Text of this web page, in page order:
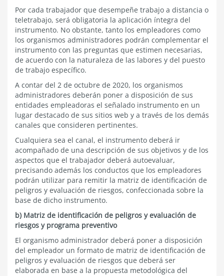
Por cada trabajador que desempeñe trabajo a distancia o
teletrabajo, será obligatoria la aplicación íntegra del
instrumento. No obstante, tanto los empleadores como
los organismos administradores podrán complementar el
instrumento con las preguntas que estimen necesarias,
de acuerdo con la naturaleza de las labores y del puesto
de trabajo específico.
A contar del 2 de octubre de 2020, los organismos
administradores deberán poner a disposición de sus
entidades empleadoras el señalado instrumento en un
lugar destacado de sus sitios web y a través de los demás
canales que consideren pertinentes.
Cualquiera sea el canal, el instrumento deberá ir
acompañado de una descripción de sus objetivos y de los
aspectos que el trabajador deberá autoevaluar,
precisando además los conductos que los empleadores
podrán utilizar para remitir la matriz de identificación de
peligros y evaluación de riesgos, confeccionada sobre la
base de dicho instrumento.
b) Matriz de identificación de peligros y evaluación de
riesgos y programa preventivo
El organismo administrador deberá poner a disposición
del empleador un formato de matriz de identificación de
peligros y evaluación de riesgos que deberá ser
elaborada en base a la propuesta metodológica del